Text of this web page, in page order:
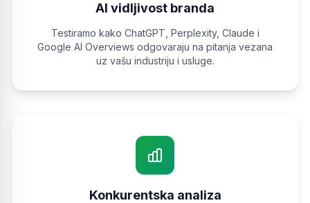
AI vidljivost branda
Testiramo kako ChatGPT, Perplexity, Claude i
Google AI Overviews odgovaraju na pitanja vezana
uz vašu industriju i usluge.
Konkurentska analiza